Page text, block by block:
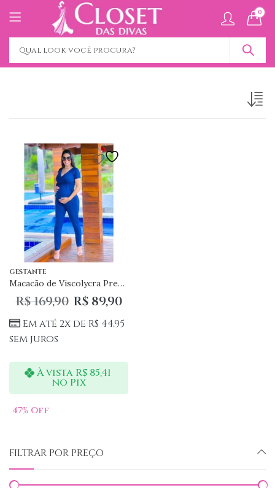
0
GESTANTE
Macacão de Viscolycra Premium Para Gravidas Modernas e Confortáveis
R$169,90 R$89,90
Em até 2x de R$ 44,95
sem juros
À vista R$85,41
no Pix
47% Off
FILTRAR POR PREÇO